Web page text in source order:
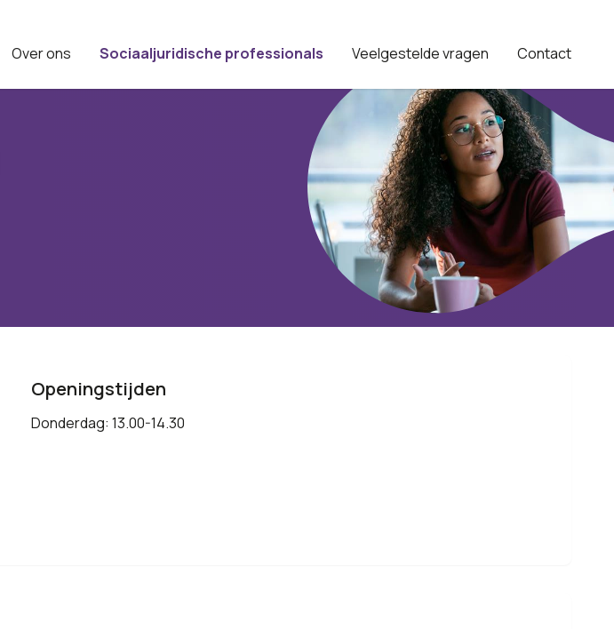
Over ons Sociaaljuridische professionals Veelgestelde vragen Contact
Openingstijden
Donderdag: 13.00-14.30